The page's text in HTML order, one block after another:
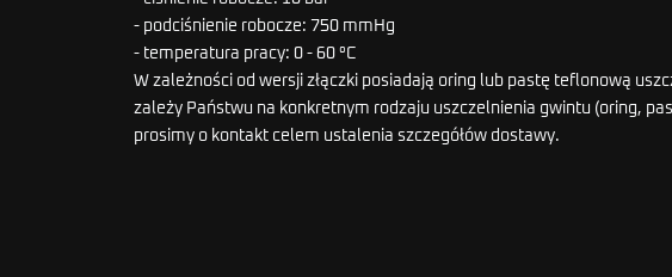
- podciśnienie robocze: 750 mmHg
- temperatura pracy: 0 - 60 °C
W zależności od wersji złączki posiadają oring lub pastę teflonową
zależy Państwu na konkretnym rodzaju uszczelnienia gwintu (oring,
prosimy o kontakt celem ustalenia szczegółów dostawy.